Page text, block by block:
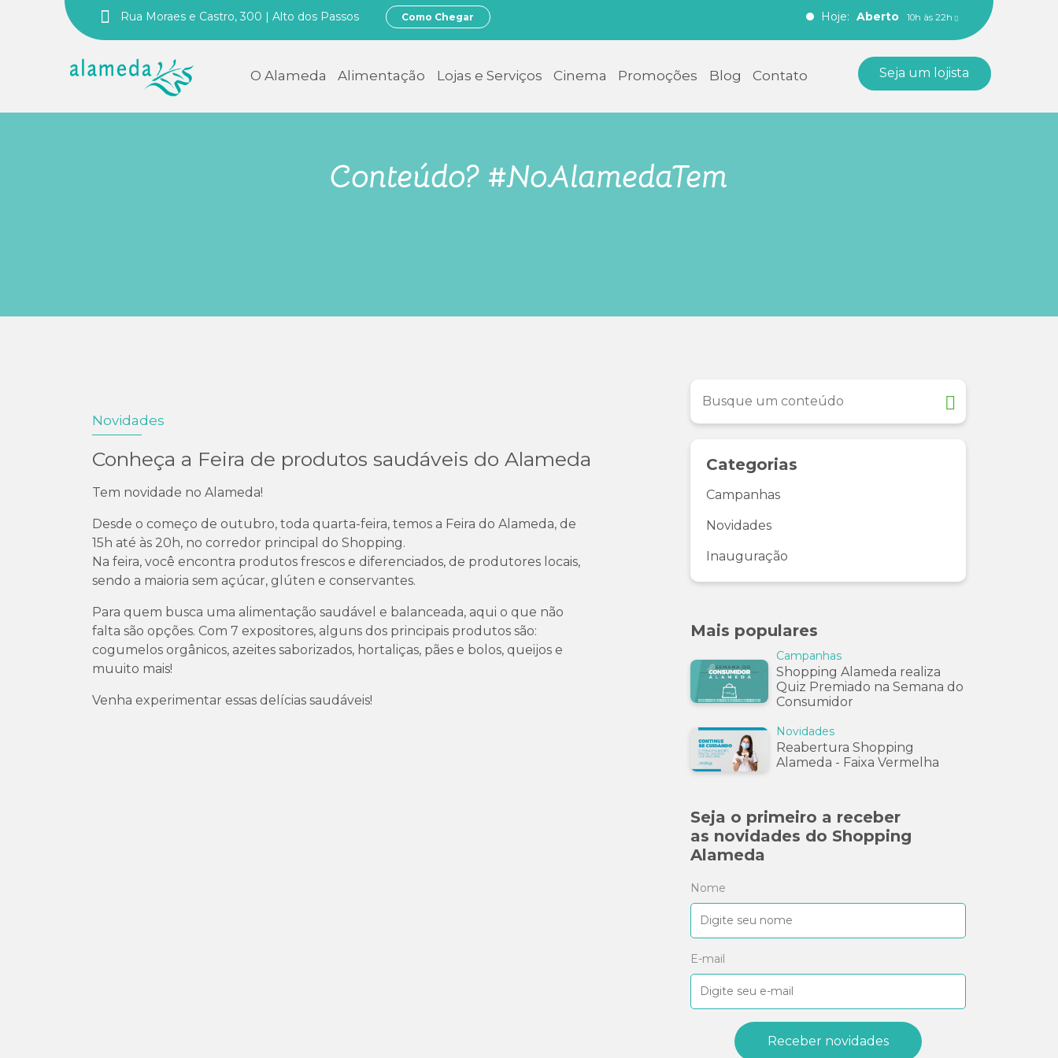
Rua Moraes e Castro, 300 | Alto dos Passos Como Chegar Hoje: Aberto 10h às 22h
O Alameda Alimentação Lojas e Serviços Cinema Promoções Blog Contato Seja um lojista
Conteúdo? #NoAlamedaTem
Novidades
Conheça a Feira de produtos saudáveis do Alameda
Tem novidade no Alameda!
Desde o começo de outubro, toda quarta-feira, temos a Feira do Alameda, de
15h até às 20h, no corredor principal do Shopping.
Na feira, você encontra produtos frescos e diferenciados, de produtores locais,
sendo a maioria sem açúcar, glúten e conservantes.
Para quem busca uma alimentação saudável e balanceada, aqui o que não
falta são opções. Com 7 expositores, alguns dos principais produtos são:
cogumelos orgânicos, azeites saborizados, hortaliças, pães e bolos, queijos e
muuito mais!
Venha experimentar essas delícias saudáveis!
Categorias
Campanhas
Novidades
Inauguração
Mais populares
Campanhas
Shopping Alameda realiza
Quiz Premiado na Semana do
Consumidor
Novidades
Reabertura Shopping
Alameda - Faixa Vermelha
Seja o primeiro a receber
as novidades do Shopping
Alameda
Nome
E-mail